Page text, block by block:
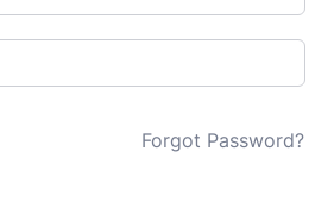
Forgot Password?